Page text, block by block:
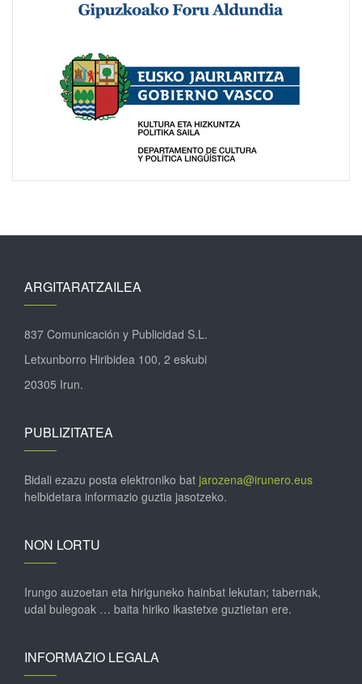
ARGITARATZAILEA
837 Comunicación y Publicidad S.L.
Letxunborro Hiribidea 100, 2 eskubi
20305 Irun.
PUBLIZITATEA
Bidali ezazu posta elektroniko bat jarozena@irunero.eus
helbidetara informazio guztia jasotzeko.
NON LORTU
Irungo auzoetan eta hiriguneko hainbat lekutan; tabernak,
udal bulegoak … baita hiriko ikastetxe guztietan ere.
INFORMAZIO LEGALA